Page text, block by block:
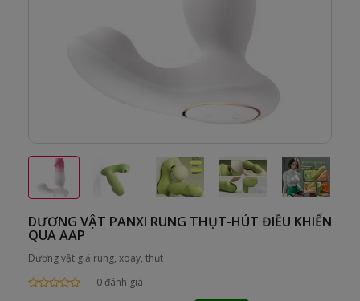
DƯƠNG VẬT PANXI RUNG THỤT-HÚT ĐIỀU KHIỂN
QUA AAP
Dương vật giả rung, xoay, thụt
0 đánh giá